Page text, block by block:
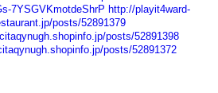
7YSGVKmotdeShrP http://playit4ward-
posts/52891379
posts/52891398
posts/52891372